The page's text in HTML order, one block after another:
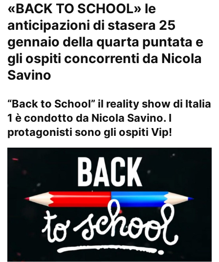
«BACK TO SCHOOL» le
anticipazioni di stasera 25
gennaio della quarta puntata e
gli ospiti concorrenti da Nicola
Savino
“Back to School” il reality show di Italia
1 è condotto da Nicola Savino. I
protagonisti sono gli ospiti Vip!